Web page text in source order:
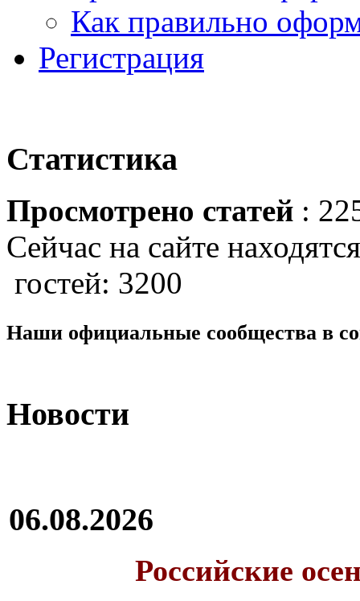
Как правильно
Регистрация
Статистика
Просмотрено статей :
Сейчас на сайте
гостей: 3200
Наши официальные сообщества в
Новости
06.08.2026
Российские